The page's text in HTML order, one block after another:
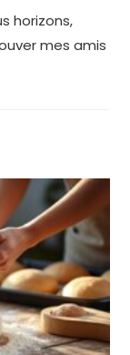
horizons,
mes amis